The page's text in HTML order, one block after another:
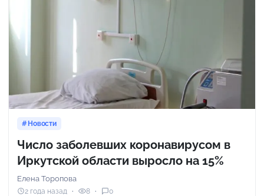
Новости
Число заболевших коронавирусом в
Иркутской области выросло на 15%
Елена Торопова
2 года назад 8 0